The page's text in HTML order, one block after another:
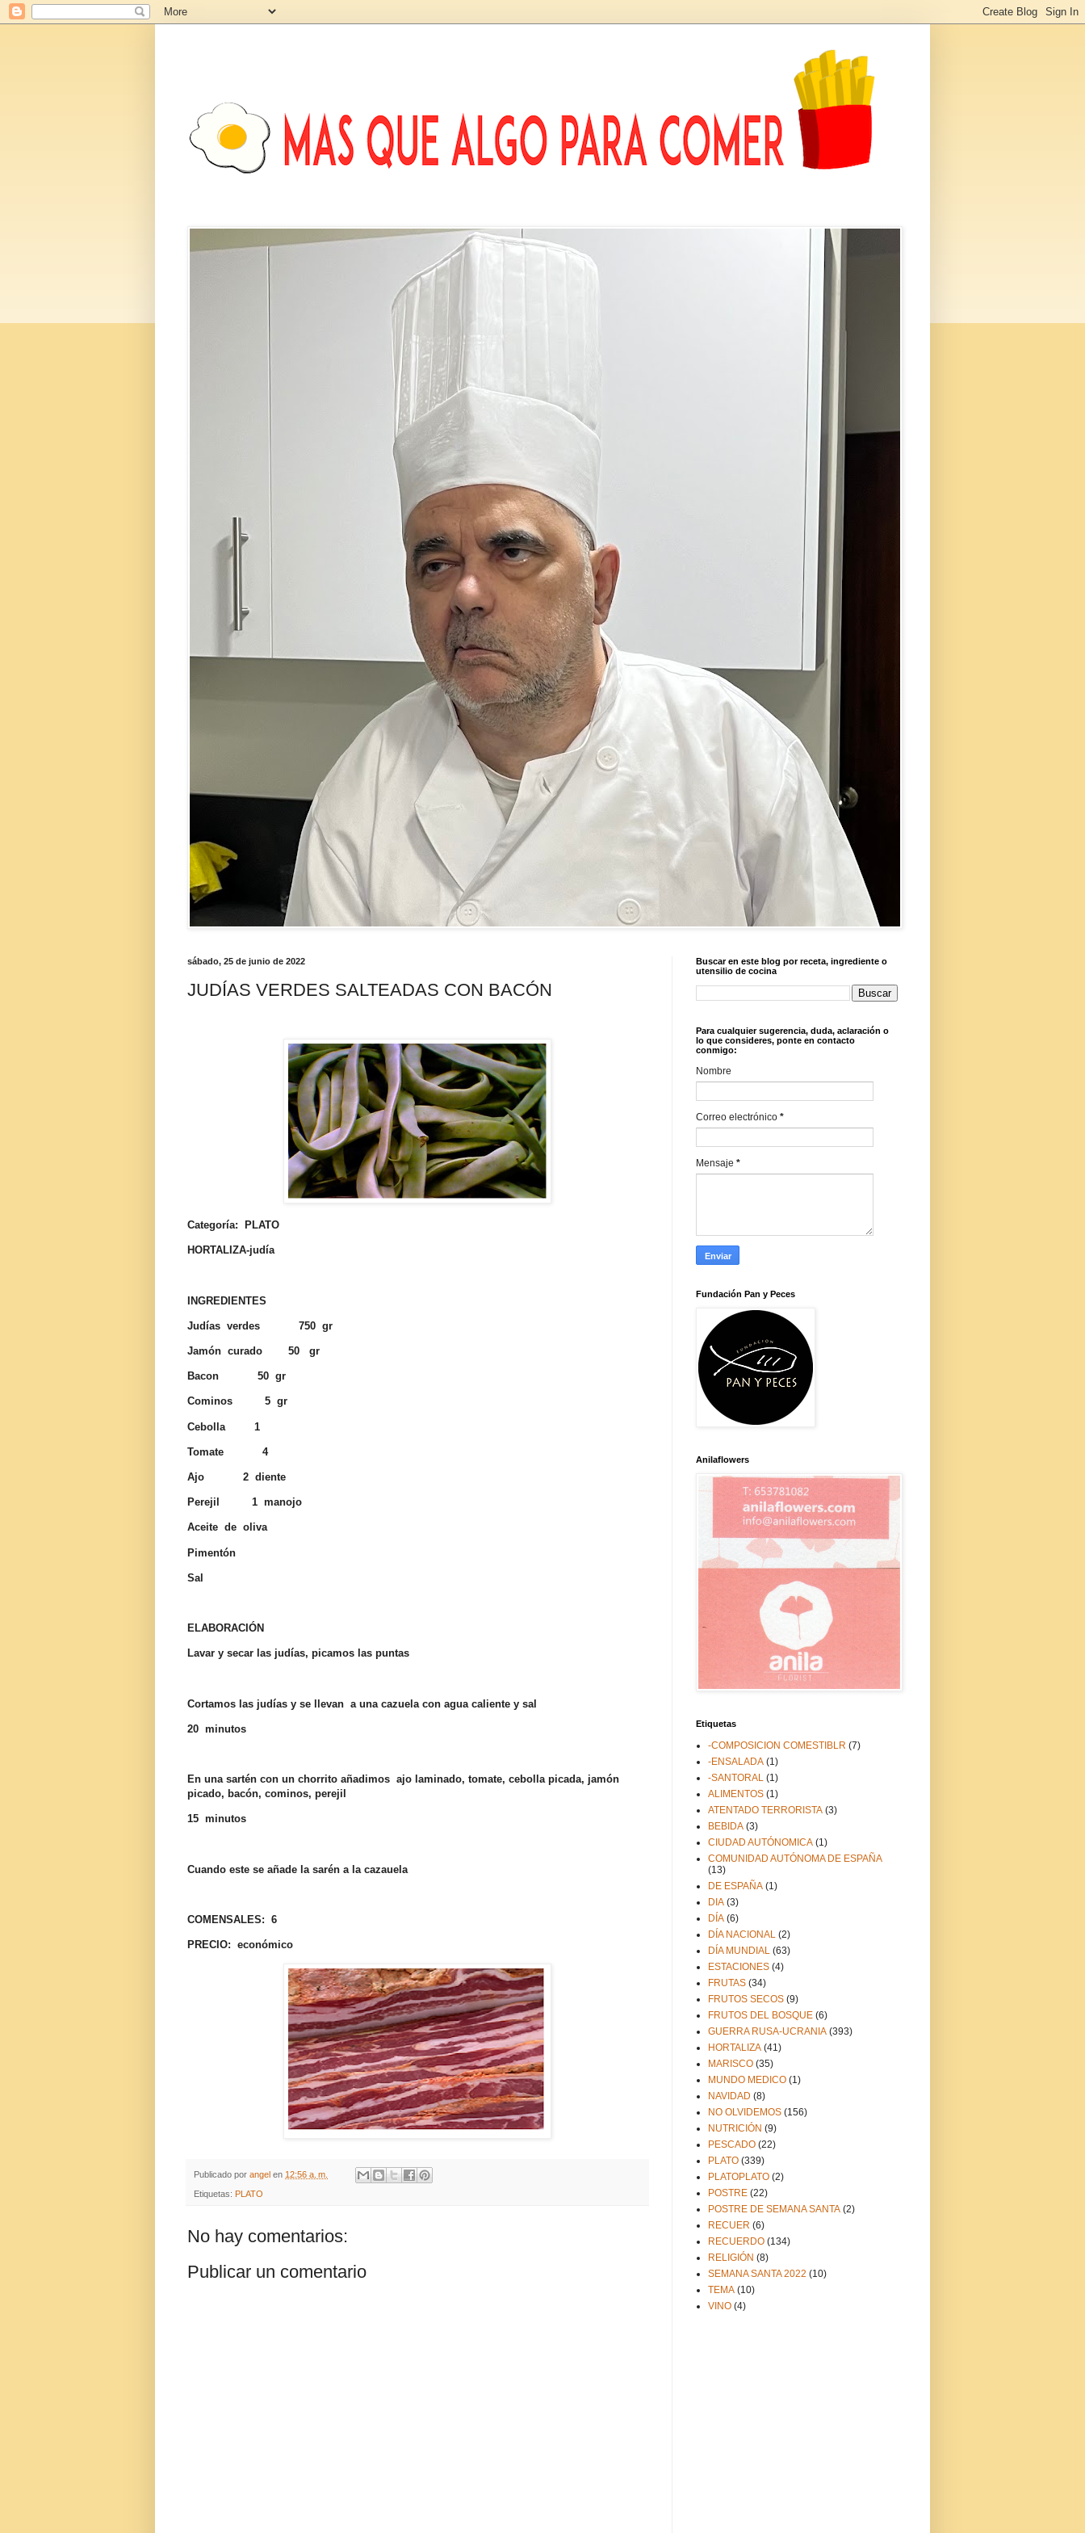
sábado, 25 de junio de 2022
JUDÍAS VERDES SALTEADAS CON BACÓN
Categoría: PLATO
HORTALIZA-judía
INGREDIENTES
Judías verdes 750 gr
Jamón curado 50 gr
Bacon 50 gr
Cominos 5 gr
Cebolla 1
Tomate 4
Ajo 2 diente
Perejil 1 manojo
Aceite de oliva
Pimentón
Sal
ELABORACIÓN
Lavar y secar las judías, picamos las puntas
Cortamos las judías y se llevan a una cazuela con agua caliente y sal
20 minutos
En una sartén con un chorrito añadimos ajo laminado, tomate, cebolla picada, jamón
picado, bacón, cominos, perejil
15 minutos
Cuando este se añade la sarén a la cazauela
COMENSALES: 6
PRECIO: económico
Publicado por angel en 12:56 a. m.
Etiquetas: PLATO
No hay comentarios:
Publicar un comentario
Buscar en este blog por receta, ingrediente o
utensilio de cocina
Para cualquier sugerencia, duda, aclaración o
lo que consideres, ponte en contacto
conmigo:
Nombre
Correo electrónico *
Mensaje *
Fundación Pan y Peces
Anilaflowers
Etiquetas
-COMPOSICION COMESTIBLR (7)
-ENSALADA (1)
-SANTORAL (1)
ALIMENTOS (1)
ATENTADO TERRORISTA (3)
BEBIDA (3)
CIUDAD AUTÓNOMICA (1)
COMUNIDAD AUTÓNOMA DE ESPAÑA
(13)
DE ESPAÑA (1)
DIA (3)
DÍA (6)
DÍA NACIONAL (2)
DÍA MUNDIAL (63)
ESTACIONES (4)
FRUTAS (34)
FRUTOS SECOS (9)
FRUTOS DEL BOSQUE (6)
GUERRA RUSA-UCRANIA (393)
HORTALIZA (41)
MARISCO (35)
MUNDO MEDICO (1)
NAVIDAD (8)
NO OLVIDEMOS (156)
NUTRICIÓN (9)
PESCADO (22)
PLATO (339)
PLATOPLATO (2)
POSTRE (22)
POSTRE DE SEMANA SANTA (2)
RECUER (6)
RECUERDO (134)
RELIGIÓN (8)
SEMANA SANTA 2022 (10)
TEMA (10)
VINO (4)